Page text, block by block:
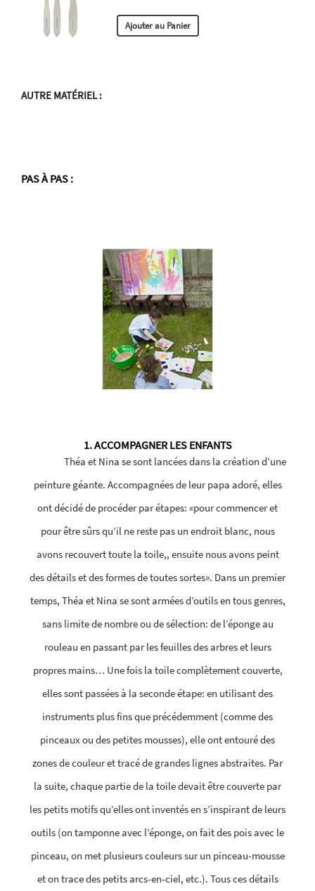
AUTRE MATÉRIEL:
PAS À PAS :
1. ACCOMPAGNER LES ENFANTS
Théa et Nina se sont lancées dans la création d’une
peinture géante. Accompagnées de leur papa adoré, elles
ont décidé de procéder par étapes: «pour commencer et
pour être sûrs qu’il ne reste pas un endroit blanc, nous
avons recouvert toute la toile,, ensuite nous avons peint
des détails et des formes de toutes sortes». Dans un premier
temps, Théa et Nina se sont armées d’outils en tous genres,
sans limite de nombre ou de sélection: de l’éponge au
rouleau en passant par les feuilles des arbres et leurs
propres mains… Une fois la toile complètement couverte,
elles sont passées à la seconde étape: en utilisant des
instruments plus fins que précédemment (comme des
pinceaux ou des petites mousses), elle ont entouré des
zones de couleur et tracé de grandes lignes abstraites. Par
la suite, chaque partie de la toile devait être couverte par
les petits motifs qu’elles ont inventés en s’inspirant de leurs
outils (on tamponne avec l’éponge, on fait des pois avec le
pinceau, on met plusieurs couleurs sur un pinceau-mousse
et on trace des petits arcs-en-ciel, etc.). Tous ces détails